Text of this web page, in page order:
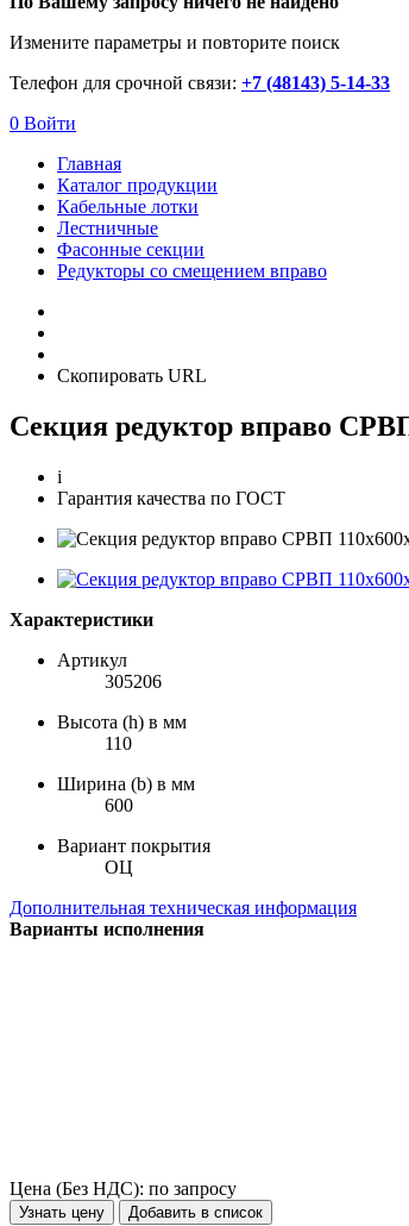
Измените параметры и повторите поиск
Телефон для срочной связи: +7 (48143) 5-14-33
0 Войти
Главная
Каталог продукции
Кабельные лотки
Лестничные
Фасонные секции
Редукторы со смещением вправо
Скопировать URL
Секция редуктор вправо
i
Гарантия качества по ГОСТ
Характеристики
Артикул
305206
Высота (h) в мм
110
Ширина (b) в мм
600
Вариант покрытия
ОЦ
Дополнительная техническая информация
Варианты исполнения
Цена (Без НДС): по запросу
Узнать цену Добавить в список